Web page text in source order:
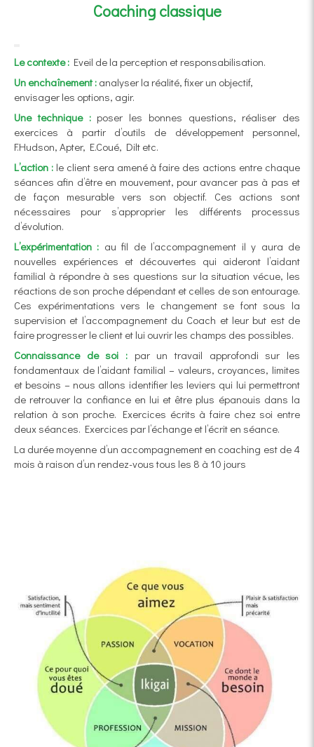
Coaching classique
Le contexte : Eveil de la perception et responsabilisation.
Un enchaînement : analyser la réalité, fixer un objectif,
envisager les options, agir.
Une technique : poser les bonnes questions, réaliser des
exercices à partir d’outils de développement personnel,
F.Hudson, Apter, E.Coué, Dilt etc.
L’action :le client sera amené à faire des actions entre chaque
séances afin d’être en mouvement, pour avancer pas à pas et
de façon mesurable vers son objectif. Ces actions sont
nécessaires pour s’approprier les différents processus
d’évolution.
L’expérimentation : au fil de l’accompagnement il y aura de
nouvelles expériences et découvertes qui aideront l’aidant
familial à répondre à ses questions sur la situation vécue, les
réactions de son proche dépendant et celles de son entourage.
Ces expérimentations vers le changement se font sous la
supervision et l’accompagnement du Coach et leur but est de
faire progresser le client et lui ouvrir les champs des possibles.
Connaissance de soi : par un travail approfondi sur les
fondamentaux de l’aidant familial – valeurs, croyances, limites
et besoins – nous allons identifier les leviers qui lui permettront
de retrouver la confiance en lui et être plus épanouis dans la
relation à son proche. Exercices écrits à faire chez soi entre
deux séances. Exercices par l’échange et l’écrit en séance.
La durée moyenne d’un accompagnement en coaching est de 4
mois à raison d’un rendez-vous tous les 8 à 10 jours